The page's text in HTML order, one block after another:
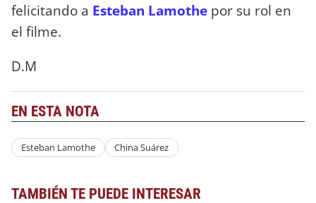
felicitando a Esteban Lamothe por su rol en
el filme.
D.M
EN ESTA NOTA
Esteban Lamothe China Suárez
TAMBIÉN TE PUEDE INTERESAR